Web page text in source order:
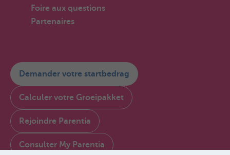
Foire aux questions
Partenaires
Demander votre startbedrag
Calculer votre Groeipakket
Rejoindre Parentia
Consulter My Parentia